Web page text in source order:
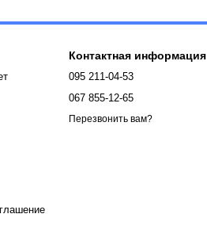
Контактная информация
095 211-04-53
067 855-12-65
Перезвонить вам?